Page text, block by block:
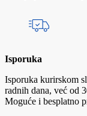
Isporuka
Isporuka kurirskom
radnih dana, već od
Moguće i besplatno